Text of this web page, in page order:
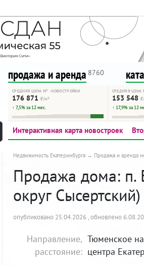
- только
ресурсу,
продажа и аренда 8760
СРЕДНЯЯ ЦЕНА М² · НОВОСТРОЙКИ
176 871 ₽/м²
↑ 7,5% за 12 мес.
СРЕДНЯЯ ЦЕНА
153 548
↑ 17,9% за 12
Интерактивная карта новостроек
Недвижимость Екатеринбурга Продажа и аренда
Продажа дома: п.
округ Сысертский)
опубликовано 25.04.2026 , обновлено
Направление,
расстояние:
Тюменское
центра